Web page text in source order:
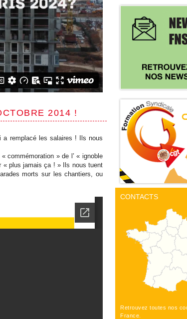
CONTACTS
Retrouvez toutes nos
France.
2014 !
a remplacé les salaires ! Ils nous
commémoration » de l’ « ignoble
« plus jamais ça ! » Ils nous tuent
morts sur les chantiers, ou